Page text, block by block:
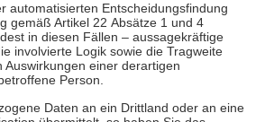
automatisierten Entscheidungsfindung
gemäß Artikel 22 Absätze 1 und 4
in diesen Fällen – aussagekräftige
involvierte Logik sowie die Tragweite
Auswirkungen einer derartigen
Person.
Daten an ein Drittland oder an eine